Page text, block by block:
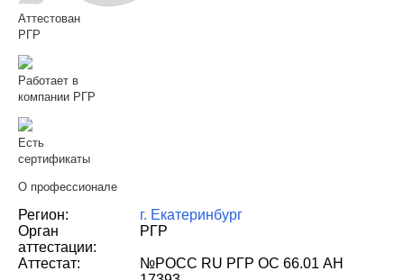
Аттестован
РГР
Работает в
компании РГР
Есть
сертификаты
О профессионале
Регион:
г. Екатеринбург
Орган
аттестации:
РГР
Аттестат:
№РОСС RU РГР ОС 66.01 АН